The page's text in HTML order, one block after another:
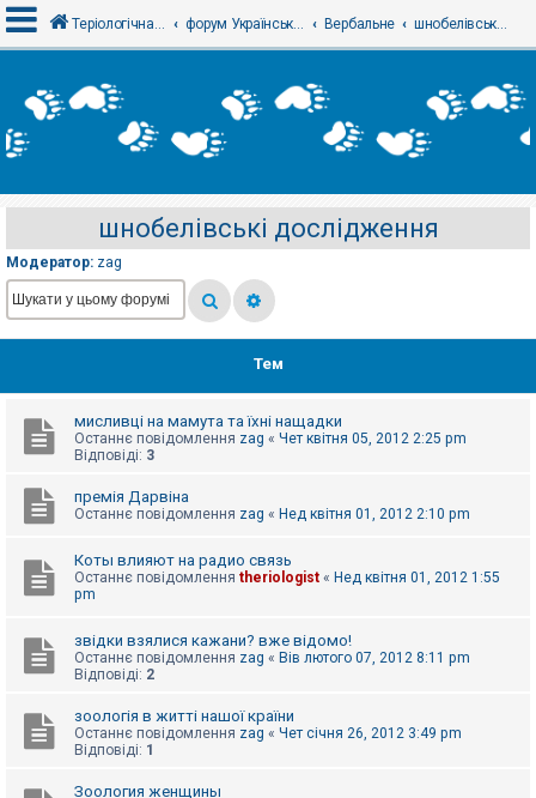
х
і
е
є
с
т
р
а
Т
м
б
о
А
Теріологічна школа форум Українського теріологічного товариства Вербальне шнобелівські дослідження
шнобелівські дослідження
Модератор: zag
Тем
мисливці на мамута та їхні нащадки
Останнє повідомлення zag « Чет квітня 05, 2012 2:25 pm
Відповіді: 3
премія Дарвіна
Останнє повідомлення zag « Нед квітня 01, 2012 2:10 pm
Коты влияют на радио связь
Останнє повідомлення theriologist « Нед квітня 01, 2012 1:55
pm
звідки взялися кажани? вже відомо!
Останнє повідомлення zag « Вів лютого 07, 2012 8:11 pm
Відповіді: 2
зоологія в житті нашої країни
Останнє повідомлення zag « Чет січня 26, 2012 3:49 pm
Відповіді: 1
Зоология женщины